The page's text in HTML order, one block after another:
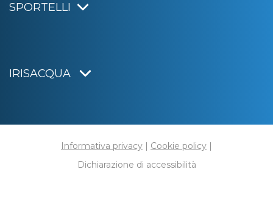
SPORTELLI
IRISACQUA
Informativa privacy | Cookie policy |
Dichiarazione di accessibilità